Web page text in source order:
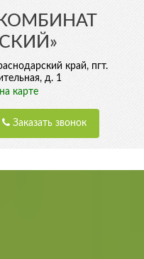
край, пгт.
д. 1
карте
Заказать звонок